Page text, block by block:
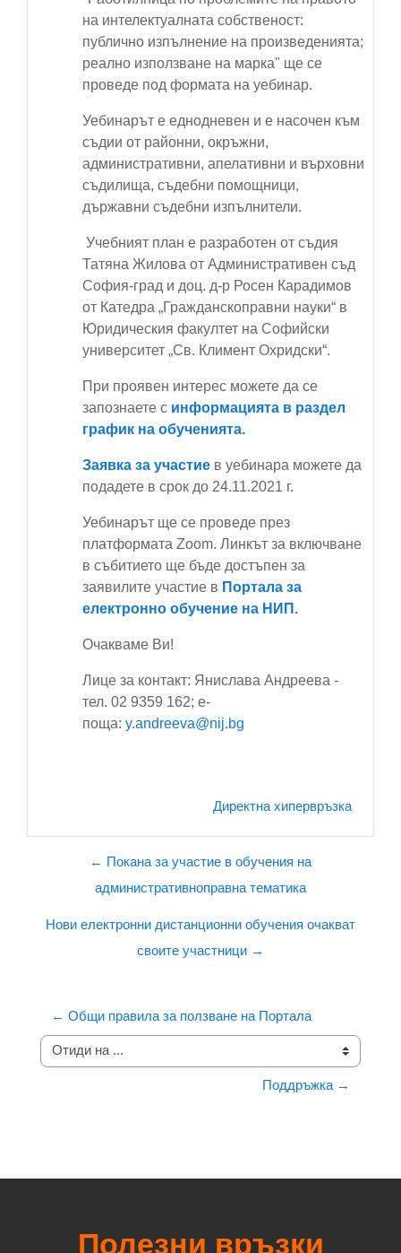
на интелектуалната собственост:
публично изпълнение на произведенията;
реално използване на марка" ще се
проведе под формата на уебинар.
Уебинарът е еднодневен и е насочен към
съдии от районни, окръжни,
административни, апелативни и върховни
съдилища, съдебни помощници,
държавни съдебни изпълнители.
Учебният план е разработен от съдия
Татяна Жилова от Административен съд
София-град и доц. д-р Росен Карадимов
от Катедра „Гражданскоправни науки“ в
Юридическия факултет на Софийски
университет „Св. Климент Охридски“.
При проявен интерес можете да се
запознаете с информацията в раздел
график на обученията.
Заявка за участие в уебинара можете да
подадете в срок до 24.11.2021 г.
Уебинарът ще се проведе през
платформата Zoom. Линкът за включване
в събитието ще бъде достъпен за
заявилите участие в Портала за
електронно обучение на НИП .
Очакваме Ви!
Лице за контакт: Янислава Андреева -
тел. 02 9359 162; е-
поща: y.andreeva@nij.bg
Директна хипервръзка
← Покана за участие в обучения на
административноправна тематика
Нови електронни дистанционни обучения очакват
своите участници →
← Общи правила за ползване на Портала
Отиди на ...
Поддръжка →
Полезни връзки